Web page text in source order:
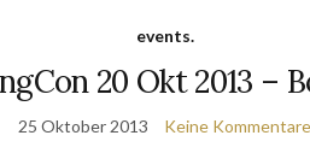
events.
20 Okt 2013 –
25 Oktober 2013 Keine Kommentare